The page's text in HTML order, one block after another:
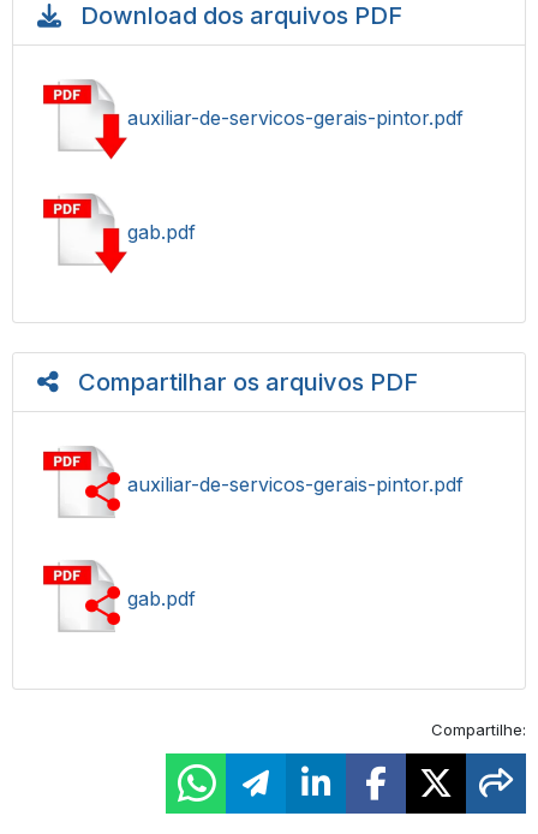
Download dos arquivos PDF
auxiliar-de-servicos-gerais-pintor.pdf
gab.pdf
Compartilhar os arquivos PDF
auxiliar-de-servicos-gerais-pintor.pdf
gab.pdf
Compartilhe: